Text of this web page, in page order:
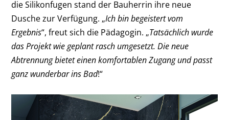
die Silikonfugen stand der Bauherrin ihre neue
Dusche zur Verfügung. „Ich bin begeistert vom
Ergebnis“, freut sich die Pädagogin. „Tatsächlich wurde
das Projekt wie geplant rasch umgesetzt. Die neue
Abtrennung bietet einen komfortablen Zugang und passt
ganz wunderbar ins Bad!“